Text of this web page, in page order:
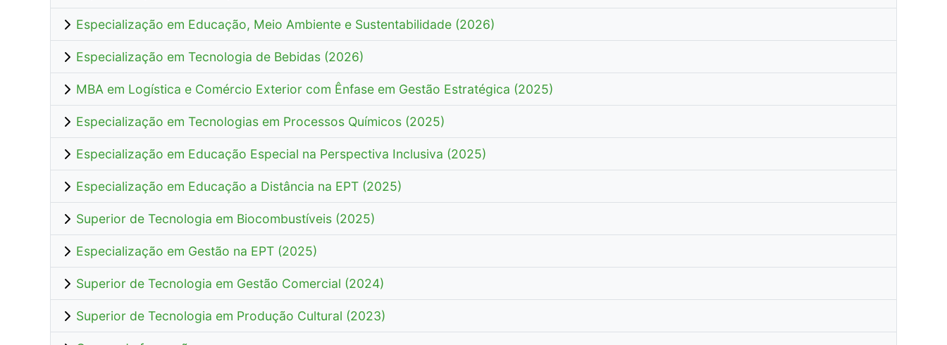
Especialização em Educação, Meio Ambiente e Sustentabilidade (2026)
Especialização em Tecnologia de Bebidas (2026)
MBA em Logística e Comércio Exterior com Ênfase em Gestão Estratégica (2025)
Especialização em Tecnologias em Processos Químicos (2025)
Especialização em Educação Especial na Perspectiva Inclusiva (2025)
Especialização em Educação a Distância na EPT (2025)
Superior de Tecnologia em Biocombustíveis (2025)
Especialização em Gestão na EPT (2025)
Superior de Tecnologia em Gestão Comercial (2024)
Superior de Tecnologia em Produção Cultural (2023)